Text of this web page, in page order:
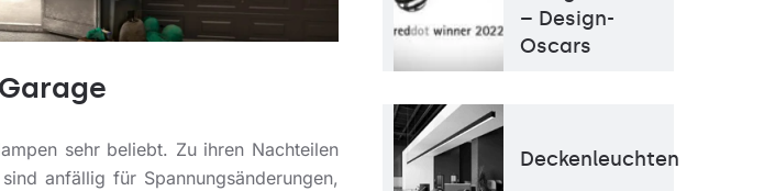
sehr beliebt. Zu ihren Nachteilen
anfällig für Spannungsänderungen,
– Design-
Oscars
Deckenleuchten